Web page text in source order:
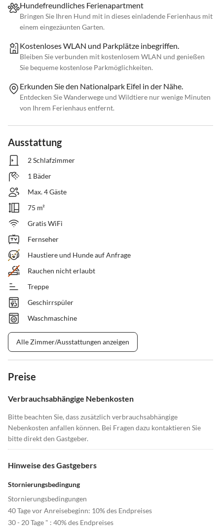
Hundefreundliches Ferienapartment
Bringen Sie Ihren Hund mit in dieses einladende Ferienhaus mit
einem eingezäunten Garten.
Kostenloses WLAN und Parkplätze inbegriffen.
Bleiben Sie verbunden mit kostenlosem WLAN und genießen
Sie bequeme kostenlose Parkmöglichkeiten.
Erkunden Sie den Nationalpark Eifel in der Nähe.
Entdecken Sie Wanderwege und Wildtiere nur wenige Minuten
von Ihrem Ferienhaus entfernt.
Ausstattung
2 Schlafzimmer
1 Bäder
Max. 4 Gäste
75 m²
Gratis WiFi
Fernseher
Haustiere und Hunde auf Anfrage
Rauchen nicht erlaubt
Treppe
Geschirrspüler
Waschmaschine
Alle Zimmer/Ausstattungen anzeigen
Preise
Verbrauchsabhängige Nebenkosten
Bitte beachten Sie, dass zusätzlich verbrauchsabhängige
Nebenkosten anfallen können. Bei Fragen dazu kontaktieren Sie
bitte direkt den Gastgeber.
Hinweise des Gastgebers
Stornierungsbedingung
Stornierungsbedingungen
40 Tage vor Anreisebeginn: 10% des Endpreises
30 - 20 Tage " : 40% des Endpreises